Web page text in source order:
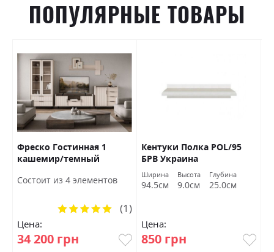
ПОПУЛЯРНЫЕ ТОВАРЫ
Фреско Гостинная 1
кашемир/темный
Состоит из 4 элементов
Цена:
34 200 грн
Рейтинг:
(1)
Кентуки Полка POL/95
БРВ Украина
Ширина
94.5см
Высота
9.0см
Глубина
25.0см
Цена:
850 грн